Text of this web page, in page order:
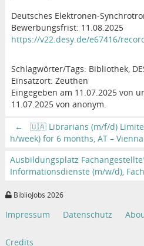
Deutsches Elektronen-
Bewerbungsfrist: 11.08.2025
https://v22.desy.de/e67416/
Schlagwörter/Tags: Bibliothek,
Einsatzort: Zeuthen
Eingegeben am 11.07.2025 von
11.07.2025 von anonym.
←
🇺🇦 Librarians (m/f/d)
h/week) for 6 months, AT – Vienna
Ausbildungsplatz
Informationsdienste (m/w/d),
BiblioJobs 2026
Impressum Datenschutz
Credits